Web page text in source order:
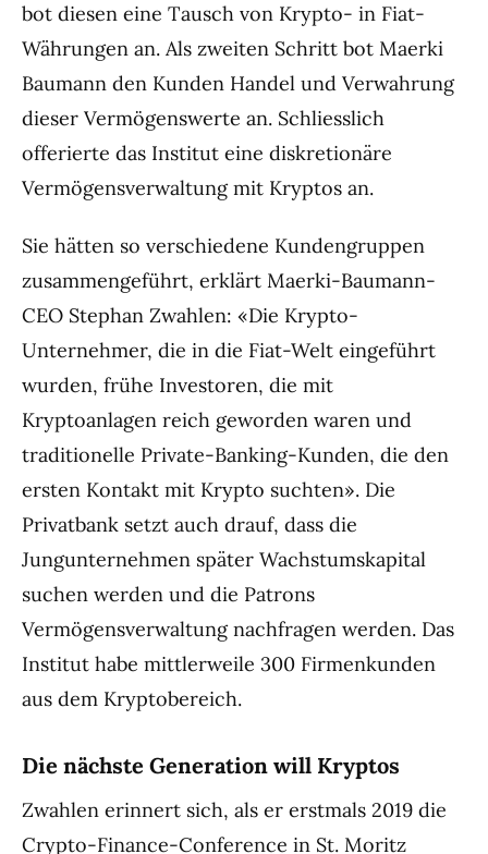
bot diesen eine Tausch von Krypto- in Fiat-
Währungen an. Als zweiten Schritt bot Maerki
Baumann den Kunden Handel und Verwahrung
dieser Vermögenswerte an. Schliesslich
offerierte das Institut eine diskretionäre
Vermögensverwaltung mit Kryptos an.
Sie hätten so verschiedene Kundengruppen
zusammengeführt, erklärt Maerki-Baumann-
CEO Stephan Zwahlen: «Die Krypto-
Unternehmer, die in die Fiat-Welt eingeführt
wurden, frühe Investoren, die mit
Kryptoanlagen reich geworden waren und
traditionelle Private-Banking-Kunden, die den
ersten Kontakt mit Krypto suchten». Die
Privatbank setzt auch drauf, dass die
Jungunternehmen später Wachstumskapital
suchen werden und die Patrons
Vermögensverwaltung nachfragen werden. Das
Institut habe mittlerweile 300 Firmenkunden
aus dem Kryptobereich.
Die nächste Generation will Kryptos
Zwahlen erinnert sich, als er erstmals 2019 die
Crypto-Finance-Conference in St. Moritz